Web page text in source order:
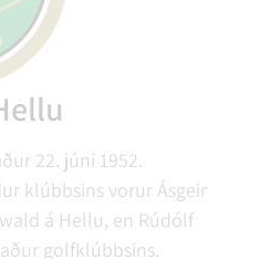
22. júni 1952.
klúbbsins vorur Ásgeir
á Hellu, en Rúdólf
golfklúbbsins.